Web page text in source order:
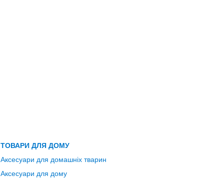
ТОВАРИ ДЛЯ ДОМУ
Аксесуари для домашніх тварин
Аксесуари для дому